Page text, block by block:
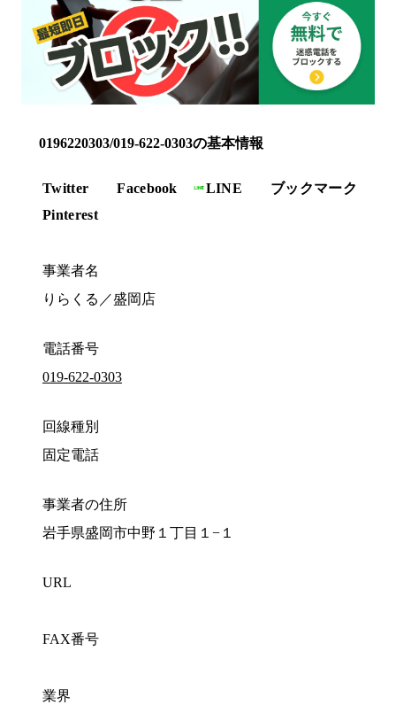
0196220303/019-622-0303の基本情報
Twitter Facebook LINE
ブックマーク
Pinterest
事業者名
りらくる／盛岡店
電話番号
019-622-0303
回線種別
固定電話
事業者の住所
岩手県盛岡市中野１丁目１−１
URL
FAX番号
業界